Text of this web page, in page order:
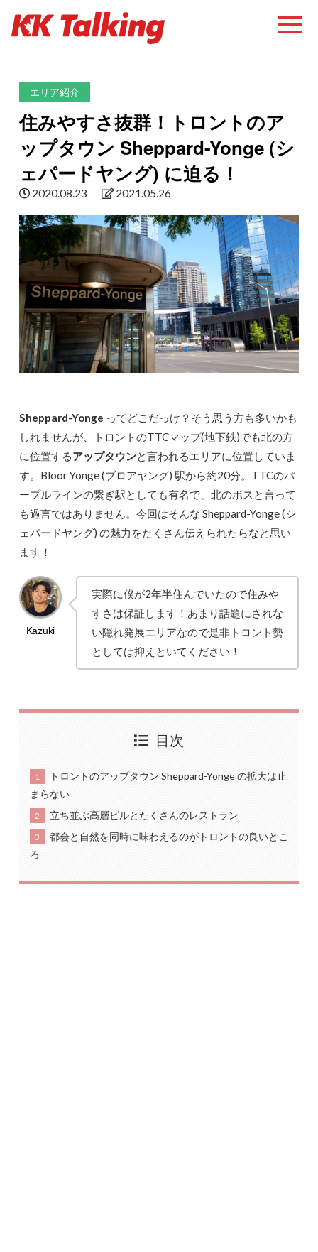
エリア紹介
住みやすさ抜群！トロントのア
ップタウン Sheppard-Yonge (シ
ェパードヤング) に迫る！
2020.08.23 2021.05.26
Sheppard-Yonge ってどこだっけ？そう思う方も多いかも
しれませんが、トロントのTTCマップ(地下鉄)でも北の方
に位置するアップタウンと言われるエリアに位置していま
す。Bloor Yonge (ブロアヤング) 駅から約20分。TTCのパ
ープルラインの繋ぎ駅としても有名で、北のボスと言って
も過言ではありません。今回はそんな Sheppard-Yonge (シ
ェパードヤング) の魅力をたくさん伝えられたらなと思い
ます！
実際に僕が2年半住んでいたので住みや
すさは保証します！あまり話題にされな
い隠れ発展エリアなので是非トロント勢
としては抑えといてください！
目次
1
トロントのアップタウン Sheppard-Yonge の拡大は止
まらない
2 立ち並ぶ高層ビルとたくさんのレストラン
3
都会と自然を同時に味わえるのがトロントの良いとこ
ろ